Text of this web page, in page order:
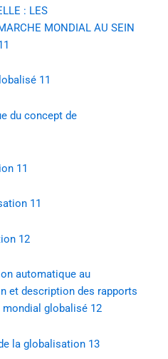
: LES
MONDIAL AU SEIN
11
du concept de
11
11
12
automatique au
et description des rapports
mondial globalisé 12
la globalisation 13